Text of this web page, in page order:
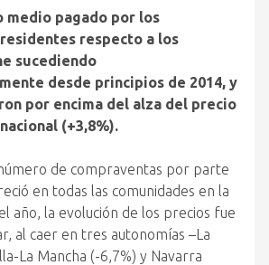
medio pagado por los
respecto a los
sucediendo
desde principios de 2014, y
por encima del alza del precio
(+3,8%).
de compraventas por parte
en todas las comunidades en la
año, la evolución de los precios fue
al caer en tres autonomías –La
La Mancha (-6,7%) y Navarra